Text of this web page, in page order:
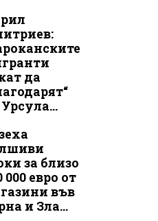
да
за близо
000 евро от
във
и Зла...